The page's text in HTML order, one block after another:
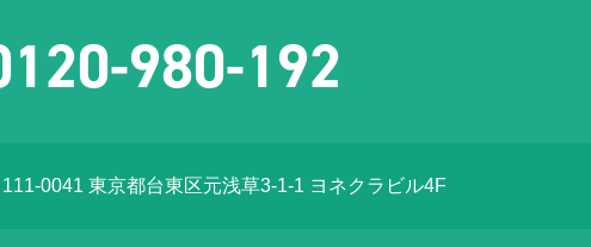
980-192
111-0041 東京都台東区元浅草3-1-1 ヨネクラビル4F